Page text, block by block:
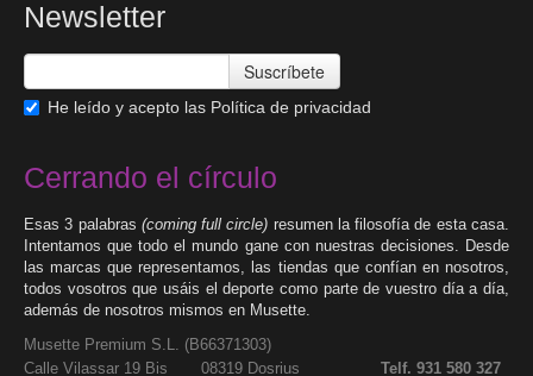
Newsletter
Suscríbete
He leído y acepto las Política de privacidad
Cerrando el círculo
Esas 3 palabras (coming full circle) resumen la filosofía de esta casa.
Intentamos que todo el mundo gane con nuestras decisiones. Desde
las marcas que representamos, las tiendas que confían en nosotros,
todos vosotros que usáis el deporte como parte de vuestro día a día,
además de nosotros mismos en Musette.
Musette Premium S.L. (B66371303)
Calle Vilassar 19 Bis 08319 Dosrius Telf. 931 580 327